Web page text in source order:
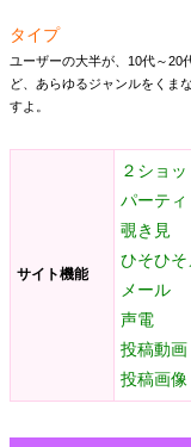
タイプ
ユーザーの大半が、10代～20
ど、あらゆるジャンルをくま
すよ。
サイト機能
２ショ
パーティ
覗き見
ひそひ
メール
声電
投稿動画
投稿画像